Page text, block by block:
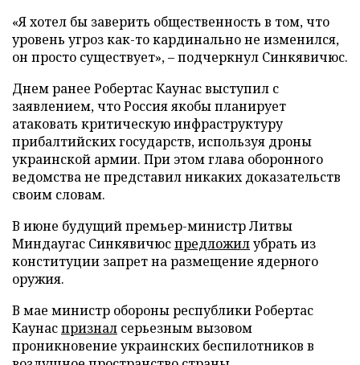
«Я хотел бы заверить общественность в том, что
уровень угроз как-то кардинально не изменился,
он просто существует», – подчеркнул Синкявичюс.
Днем ранее Робертас Каунас выступил с
заявлением, что Россия якобы планирует
атаковать критическую инфраструктуру
прибалтийских государств, используя дроны
украинской армии. При этом глава оборонного
ведомства не представил никаких доказательств
своим словам.
В июне будущий премьер-министр Литвы
Миндаугас Синкявичюспредложилубрать из
конституции запрет на размещение ядерного
оружия.
В мае министр обороны республики Робертас
Каунаспризнал серьезным вызовом
проникновение украинских беспилотников в